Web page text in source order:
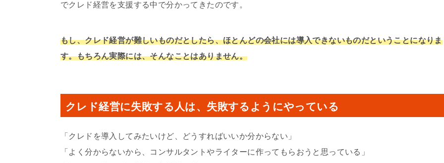
でクレド経営を支援する中で分かってきたのです。
もし、クレド経営が難しいものだとしたら、ほとんどの会社には導入できないものだということになりま
す。もちろん実際には、そんなことはありません。
クレド経営に失敗する人は、失敗するようにやっている
「クレドを導入してみたいけど、どうすればいいか分からない」
「よく分からないから、コンサルタントやライターに作ってもらおうと思っている」